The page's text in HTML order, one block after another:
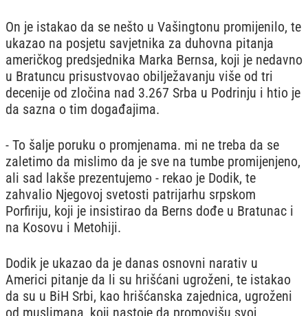
On je istakao da se nešto u Vašingtonu promijenilo, te
ukazao na posjetu savjetnika za duhovna pitanja
američkog predsjednika Marka Bernsa, koji je nedavno
u Bratuncu prisustvovao obilježavanju više od tri
decenije od zločina nad 3.267 Srba u Podrinju i htio je
da sazna o tim događajima.
- To šalje poruku o promjenama. mi ne treba da se
zaletimo da mislimo da je sve na tumbe promijenjeno,
ali sad lakše prezentujemo - rekao je Dodik, te
zahvalio Njegovoj svetosti patrijarhu srpskom
Porfiriju, koji je insistirao da Berns dođe u Bratunac i
na Kosovu i Metohiji.
Dodik je ukazao da je danas osnovni narativ u
Americi pitanje da li su hrišćani ugroženi, te istakao
da su u BiH Srbi, kao hrišćanska zajednica, ugroženi
od muslimana, koji nastoje da promovišu svoj